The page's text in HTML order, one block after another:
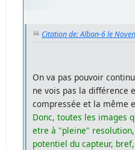
Citation de: Alban-6 le
On va pas pouvoir
ne vois pas la différence
compressée et la même
Donc, toutes les images
etre à "pleine"
potentiel du capteur,